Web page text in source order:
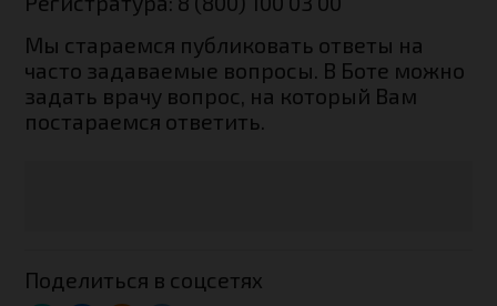
Мы стараемся публиковать ответы на
часто задаваемые вопросы. В Боте можно
задать врачу вопрос, на который Вам
постараемся ответить.
Поделиться в соцсетях